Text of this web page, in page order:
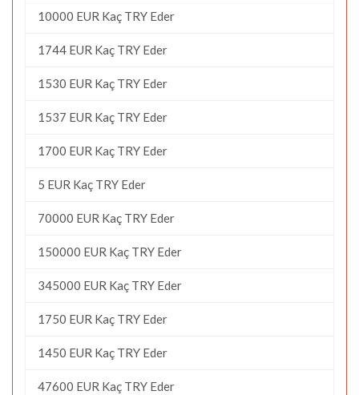
10000 EUR Kaç TRY Eder
1744 EUR Kaç TRY Eder
1530 EUR Kaç TRY Eder
1537 EUR Kaç TRY Eder
1700 EUR Kaç TRY Eder
5 EUR Kaç TRY Eder
70000 EUR Kaç TRY Eder
150000 EUR Kaç TRY Eder
345000 EUR Kaç TRY Eder
1750 EUR Kaç TRY Eder
1450 EUR Kaç TRY Eder
47600 EUR Kaç TRY Eder